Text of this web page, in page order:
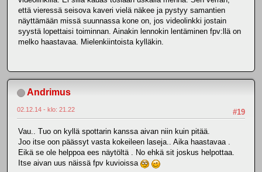
että vieressä seisova kaveri vielä näkee ja pystyy samantien
näyttämään missä suunnassa kone on, jos videolinkki jostain
syystä lopettaisi toiminnan. Ainakin lennokin lentäminen fpv:llä on
melko haastavaa. Mielenkiintoista kylläkin.
Andrimus
#19
02.12.14 - klo: 21.22
Vau.. Tuo on kyllä spottarin kanssa aivan niin kuin pitää.
Joo itse oon päässyt vasta kokeileen laseja.. Aika haastavaa .
Eikä se ole helppoa ees näytöltä . No ehkä sit joskus helpottaa.
Itse aivan uus näissä fpv kuvioissa